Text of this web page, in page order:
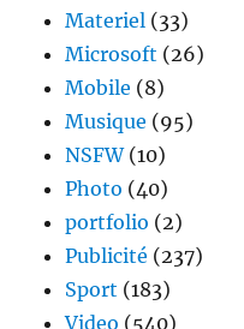
Materiel (33)
Microsoft (26)
Mobile (8)
Musique (95)
NSFW(10)
Photo (40)
portfolio (2)
Publicité (237)
Sport (183)
Video (540)